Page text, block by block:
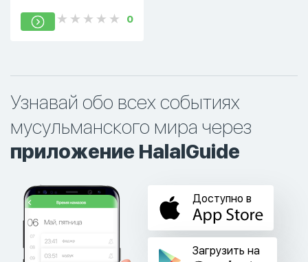
0
Узнавай обо всех событиях
мусульманского мира через
приложение HalalGuide
Доступно в
Загрузить на